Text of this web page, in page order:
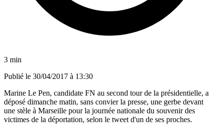
3 min
Publié le 30/04/2017 à 13:30
Marine Le Pen, candidate FN au second tour de la présidentielle, a
déposé dimanche matin, sans convier la presse, une gerbe devant
une stèle à Marseille pour la journée nationale du souvenir des
victimes de la déportation, selon le tweet d'un de ses proches.